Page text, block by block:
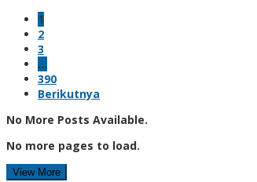
1
2
3
…
390
Berikutnya
No More Posts Available.
No more pages to load.
View More